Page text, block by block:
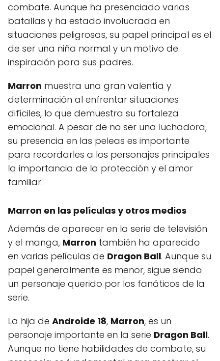
combate. Aunque ha presenciado varias
batallas y ha estado involucrada en
situaciones peligrosas, su papel principal es el
de ser una niña normal y un motivo de
inspiración para sus padres.
Marron muestra una gran valentía y
determinación al enfrentar situaciones
difíciles, lo que demuestra su fortaleza
emocional. A pesar de no ser una luchadora,
su presencia en las peleas es importante
para recordarles a los personajes principales
la importancia de la protección y el amor
familiar.
Marron en las películas y otros medios
Además de aparecer en la serie de televisión
y el manga, Marron también ha aparecido
en varias películas de Dragon Ball. Aunque su
papel generalmente es menor, sigue siendo
un personaje querido por los fanáticos de la
serie.
La hija de Androide 18, Marron, es un
personaje importante en la serie Dragon Ball.
Aunque no tiene habilidades de combate, su